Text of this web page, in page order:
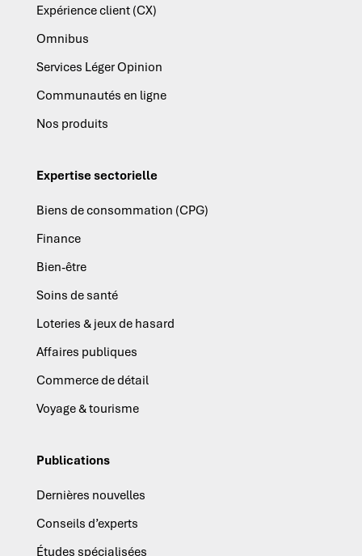
Expérience client (CX)
Omnibus
Services Léger Opinion
Communautés en ligne
Nos produits
Expertise sectorielle
Biens de consommation (CPG)
Finance
Bien-être
Soins de santé
Loteries & jeux de hasard
Affaires publiques
Commerce de détail
Voyage & tourisme
Publications
Dernières nouvelles
Conseils d’experts
Études spécialisées